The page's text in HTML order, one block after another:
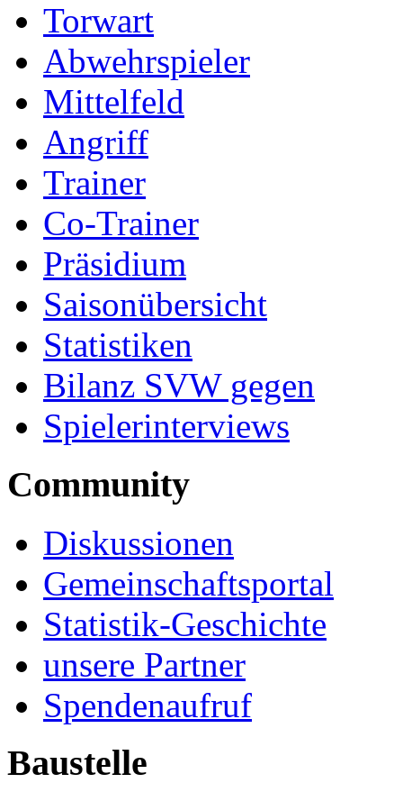
Torwart
Abwehrspieler
Mittelfeld
Angriff
Trainer
Co-Trainer
Präsidium
Saisonübersicht
Statistiken
Bilanz SVW gegen
Spielerinterviews
Community
Diskussionen
Gemeinschaftsportal
Statistik-Geschichte
unsere Partner
Spendenaufruf
Baustelle